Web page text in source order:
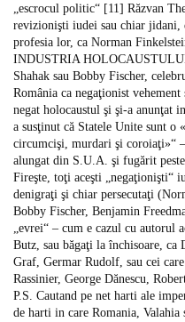
„escrocul politic“ [11] Răzvan
revizionişti iudei sau chiar
profesia lor, ca Norman
INDUSTRIA
Shahak sau Bobby Fischer,
România ca negaţionist
negat holocaustul şi şi-a anunţat
a susţinut că Statele Unite sunt o
circumcişi, murdari şi coroiaţi»“
alungat din S.U.A. şi fugărit
Fireşte, toţi aceşti „negaţionişti“
denigraţi şi chiar persecutaţi
Bobby Fischer, Benjamin
„evrei“ – cum e cazul cu autorul
Butz, sau băgaţi la închisoare,
Graf, Germar Rudolf, sau cei
Rassinier, George Dănescu,
P.S. Cautand pe net harti ale
de harti in care Romania, Valahia